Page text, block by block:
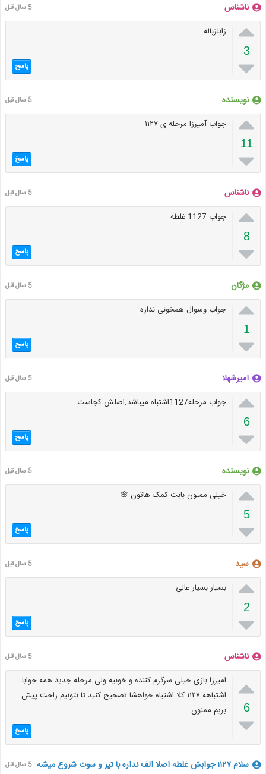
ناشناس 5 سال قبل

3

زابلزباله
پاسخ
نویسنده 5 سال قبل

11

جواب آمیرزا مرحله ی ۱۱۲۷
پاسخ
ناشناس 5 سال قبل

8

جواب 1127 غلطه
پاسخ
مژگان 5 سال قبل

1

جواب وسوال همخونی نداره
پاسخ
امیرشهلا 5 سال قبل

6

جواب مرحله1127اشتباه میباشد.اصلش کجاست
پاسخ
نویسنده 5 سال قبل

5

خیلی ممنون بابت کمک هاتون 🌸
پاسخ
سید 5 سال قبل

2

بسیار بسیار عالی
پاسخ
ناشناس 5 سال قبل

6

امیرزا بازی خیلی سرگرم کننده و خوبیه ولی مرحله جدید همه جوابا
اشتباهه ۱۱۲۷ کلا اشتباه خواهشا تصحیح کنید تا بتونیم راحت پیش
بریم ممنون
پاسخ
سلام ۱۱۲۷ جوابش غلطه اصلا الف نداره با تیر و سوت شروع میشه 5 سال قبل